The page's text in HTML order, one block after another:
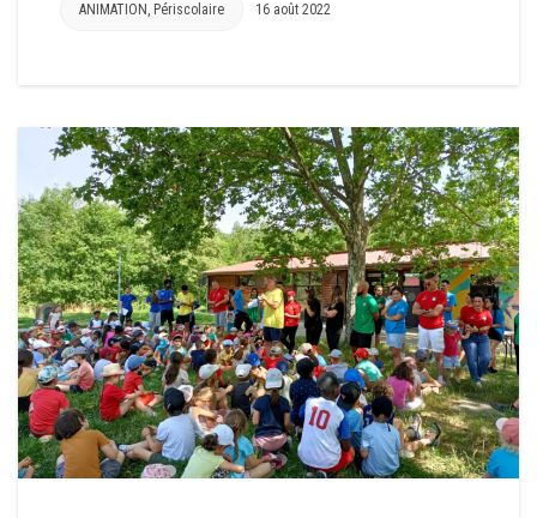
ANIMATION , Périscolaire 16 août 2022